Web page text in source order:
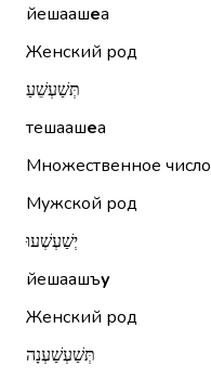
йешаашеа
Женский род
תְּשַׁעְשֵׁעַ
тешаашеа
Множественное число
Мужской род
יְשַׁעְשְׁעוּ
йешаашъу
Женский род
תְּשַׁעְשַׁעְנָה